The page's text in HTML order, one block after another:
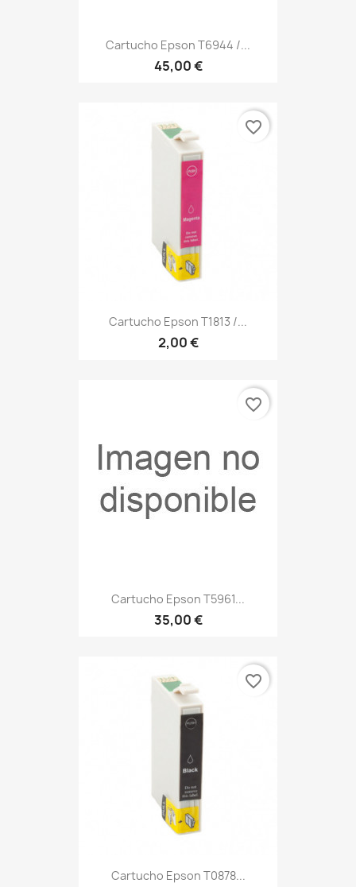
Cartucho Epson T6944 /...
45,00 €
Cartucho Epson T1813 /...
2,00 €
favorite_border
Cartucho Epson T5961...
35,00 €
favorite_border
Cartucho Epson T0878...
favorite_border